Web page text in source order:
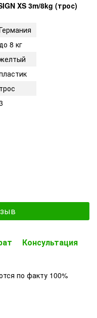
XS 3m/8kg (трос)
8 кг
трос
Консультация
по факту 100%